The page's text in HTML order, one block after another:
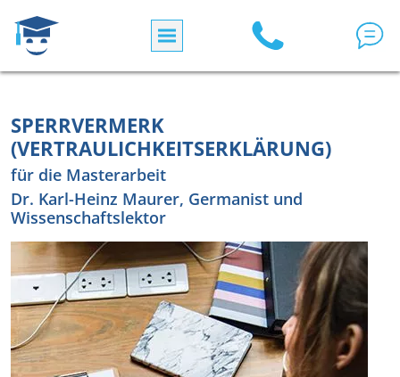
SPERRVERMERK
(VERTRAULICHKEITSERKLÄRUNG)
für die Masterarbeit
Dr. Karl-Heinz Maurer, Germanist und
Wissenschaftslektor